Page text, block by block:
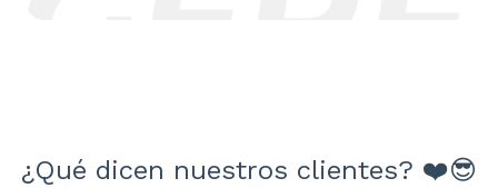
¿Qué dicen nuestros clientes? ❤️😎